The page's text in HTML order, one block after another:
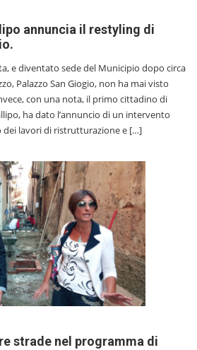
annuncia il restyling di
e diventato sede del Municipio dopo circa
Palazzo San Giogio, non ha mai visto
con una nota, il primo cittadino di
ha dato l’annuncio di un intervento
dei lavori di ristrutturazione e […]
strade nel programma di